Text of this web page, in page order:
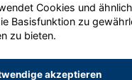
GmbH 2020 -
Cookies und
Basisfunktion zu
zu bieten.
akzeptieren